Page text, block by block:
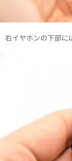
右イヤホンの下部に